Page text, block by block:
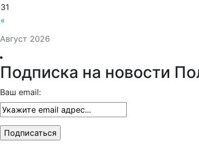
Август 2026
«
31
Подписка на новости
Ваш email: